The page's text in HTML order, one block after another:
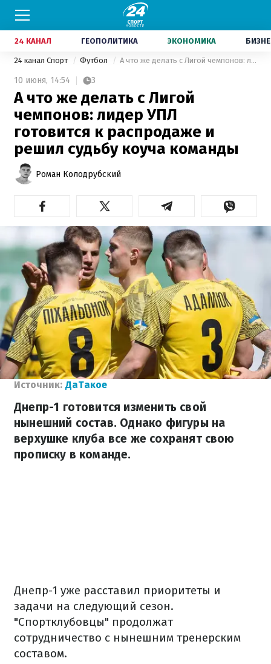
24 КАНАЛ ГЕОПОЛИТИКА ЭКОНОМИКА
24 канал Спорт Футбол А что же делать с Лигой чемпонов: лидер УПЛ готовится к распродаже и решил судьбу коуча команды
10 июня, 14:54 3
А что же делать с Лигой
чемпонов: лидер УПЛ
готовится к распродаже и
решил судьбу коуча команды
Роман Колодрубский
Источник: ДаТакое
Днепр-1 готовится изменить свой
нынешний состав. Однако фигуры на
верхушке клуба все же сохранят свою
прописку в команде.
Днепр-1 уже расставил приоритеты и
задачи на следующий сезон.
"Спортклубовцы" продолжат
сотрудничество с нынешним тренерским
составом.